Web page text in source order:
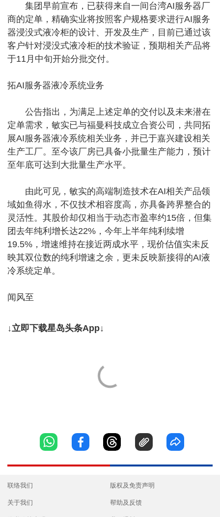
集团早前宣布，已获得来自一间台湾AI服务器厂
商的定单，精确实业将按照客户规格要求进行AI服务
器浸没式液冷柜的设计、开发及生产，目前已通过该
客户针对浸没式液冷柜的技术验证，预期相关产品将
于11月中旬开始分批交付。
拓AI服务器液冷系统业务
公告指出，为满足上述定单的交付以及未来潜在
定单需求，敏实已与福曼科技成立合资公司，共同拓
展AI服务器液冷系统相关业务，并已于嘉兴建设相关
生产工厂。至今该厂房已具备小批量生产能力，预计
至年底可达到大批量生产水平。
由此可见，敏实的高端制造技术在AI相关产品领
域如鱼得水，不仅技术相容度高，亦具备跨界整合的
灵活性。其股价却仅相当于动态市盈率约15倍，但集
团去年纯利增长达22%，今年上半年纯利续增
19.5%，增速维持在接近两成水平，现价估值实未反
映其双位数的纯利增速之余，更未反映新接得的AI液
冷系统定单。
闻风至
↓立即下载星岛头条App↓
联络我们
关于我们
版权及免责声明
帮助及反馈